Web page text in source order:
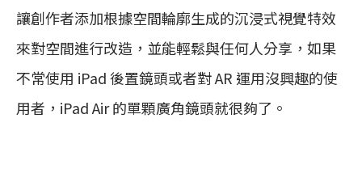
讓創作者添加根據空間輪廓生成的沉浸式視覺特效
來對空間進行改造，並能輕鬆與任何人分享，如果
不常使用 iPad 後置鏡頭或者對 AR 運用沒興趣的使
用者，iPad Air 的單顆廣角鏡頭就很夠了。